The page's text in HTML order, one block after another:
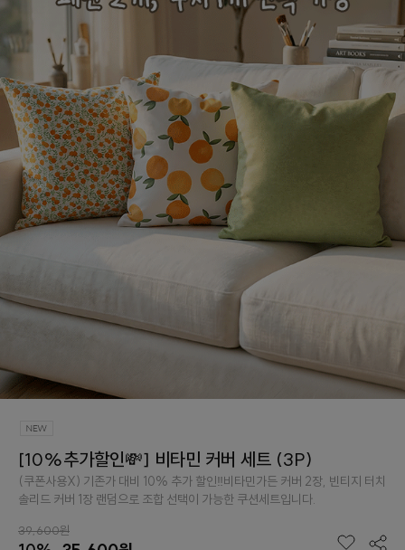
[10%추가할인💸] 비타민 커버 세트 (3P)
(쿠폰사용X) 기존가 대비 10% 추가 할인‼️비타민가든 커버 2장, 빈티지 터치
솔리드 커버 1장 랜덤으로 조합 선택이 가능한 쿠션세트입니다.
39,600원